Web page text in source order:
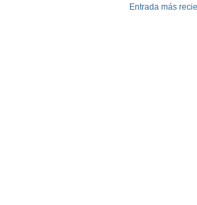
Entrada más